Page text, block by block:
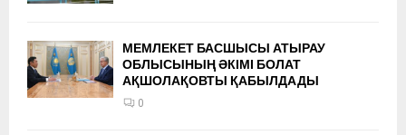
МЕМЛЕКЕТ БАСШЫСЫ АТЫРАУ
ОБЛЫСЫНЫҢ ӘКІМІ БОЛАТ
АҚШОЛАҚОВТЫ ҚАБЫЛДАДЫ
0